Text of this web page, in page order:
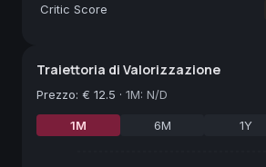
Critic Score
Traiettoria di Valorizzazione
Prezzo: € 12.5 · 1M: N/D
1M 6M 1Y